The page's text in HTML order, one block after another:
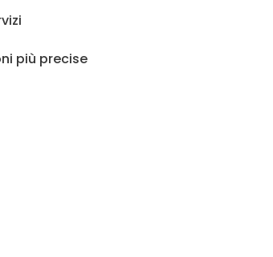
più precise